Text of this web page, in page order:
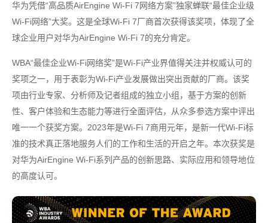
华为凭借“高品质AirEngine Wi-Fi 7网络方案”独家蝉联“最佳企业级
Wi-Fi网络”大奖。这是全球Wi-Fi 7厂商首次获得该奖项，体现了全
球企业用户对华为AirEngine Wi-Fi 7的充分肯定。
WBA“最佳企业Wi-Fi网络奖”是Wi-Fi产业界值得关注并权威认可的
奖项之一，用于表彰为Wi-Fi产业发展做出突出贡献的厂商。该奖
项由行业专家、分析师及记者组成的独立小组，基于方案的创新
性、客户体验和生态能力等进行全面评估，从众多参选方案中评出
唯一一个获奖方案。2023年是Wi-Fi 7商用元年，是新一代Wi-Fi标
准的技术真正落地服务人们的工作和生活的开启之年。本次获奖是
对华为AirEngine Wi-Fi系列产品的创新思路、实际应用和领导地位
的高度认可。